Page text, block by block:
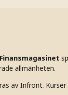
allmänheten.
av Infront.